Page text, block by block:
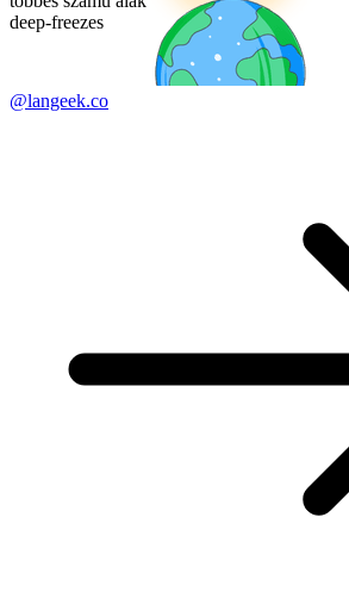
deep-freezes
@langeek.co